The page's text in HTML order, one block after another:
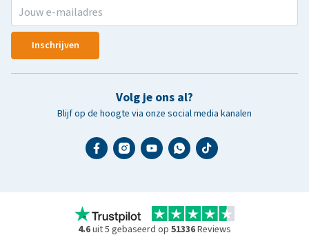
Inschrijven
Volg je ons al?
Blijf op de hoogte via onze social media kanalen
4.6uit 5 gebaseerd op 51336Reviews